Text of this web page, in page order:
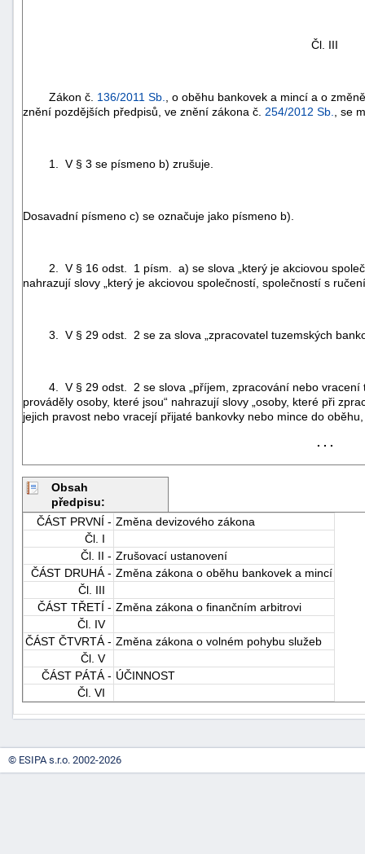
Čl. III
Zákon č. 136/2011 Sb.
, o oběhu bankovek a mincí a o
znění pozdějších předpisů, ve znění zákona č. 254/2012 Sb. , se
1. V § 3 se písmeno b) zrušuje.
Dosavadní písmeno c) se označuje jako písmeno b).
2. V § 16 odst. 1 písm. a) se slova „který je akciovou
nahrazují slovy „který je akciovou společností, společností s
3. V § 29 odst. 2 se za slova „zpracovatel tuzemských
4. V § 29 odst. 2 se slova „příjem, zpracování nebo vracení
prováděly osoby, které jsou“ nahrazují slovy „osoby, které při
jejich pravost nebo vracejí přijaté bankovky nebo mince do oběhu,
. . .
Obsah
předpisu:
ČÁST PRVNÍ - Změna devizového zákona
Čl. I
Čl. II - Zrušovací ustanovení
ČÁST DRUHÁ - Změna zákona o oběhu bankovek a mincí
Čl. III
ČÁST TŘETÍ - Změna zákona o finančním arbitrovi
Čl. IV
ČÁST ČTVRTÁ - Změna zákona o volném pohybu služeb
Čl. V
ČÁST PÁTÁ - ÚČINNOST
Čl. VI
-
"náhradě
škod"
© ESIPA s.r.o. 2002-2026